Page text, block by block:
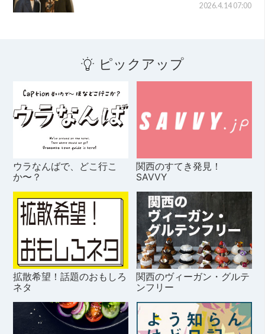
2026.4.14 07:00
ピックアップ
ウラなんばで、どこ行こ
か〜？
関西のすてき発見！
SAVVY
拡散希望！話題のおもしろ
ネタ
関西のヴィーガン・グルテ
ンフリー